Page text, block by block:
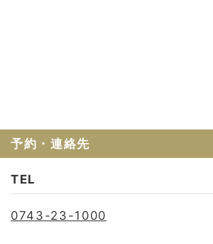
予約・連絡先
TEL
0743-23-1000